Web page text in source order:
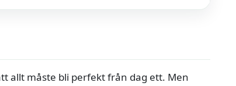
allt måste bli perfekt från dag ett. Men